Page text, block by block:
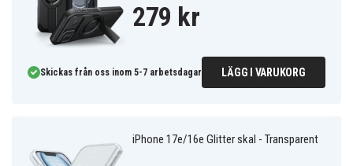
279 kr
Skickas från oss inom 5-7 arbetsdagar LÄGG I VARUKORG
iPhone 17e/16e Glitter skal - Transparent